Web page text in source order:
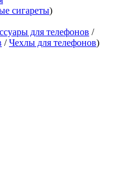
сигареты)
для телефонов /
/Чехлы для телефонов)